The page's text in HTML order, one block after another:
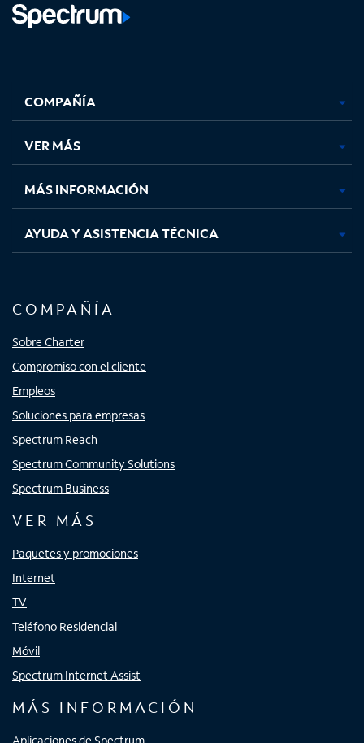
abre
en
pestaña
nueva
abre
en
pestaña
nueva
abre
en
pestaña
nueva
en
nueva
COMPAÑÍA
VER MÁS
MÁS INFORMACIÓN
AYUDA Y ASISTENCIA TÉCNICA
COMPAÑÍA
Sobre Charter
Compromiso con el cliente
Empleos
Soluciones para empresas
Spectrum Reach
Spectrum Community Solutions
Spectrum Business
VER MÁS
Paquetes y promociones
Internet
TV
Teléfono Residencial
Móvil
Spectrum Internet Assist
MÁS INFORMACIÓN